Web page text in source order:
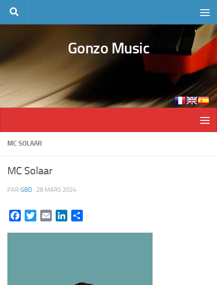
Skip to content
Gonzo Music
MC SOLAAR
MC Solaar
PAR GBD · 28 MARS 2024
FacebookTwitterEmail LinkedIn